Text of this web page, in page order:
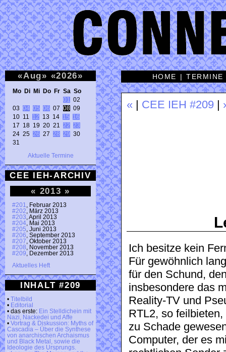
«Aug» «2026»
Mo Di Mi Do Fr Sa So
01
02
03 04 05 06 07 08 09
10 11 12 13 14 15
16
17 18 19 20 21 22
23
24 25 26 27 28 29 30
31
Aktuelle Termine
CEE IEH-ARCHIV
« 2013 »
#201
, Februar 2013
#202 , März 2013
#203 , April 2013
#204 , Mai 2013
#205 , Juni 2013
#206 , September 2013
#207 , Oktober 2013
#208 , November 2013
#209 , Dezember 2013
Aktuelles Heft
INHALT #209
• Titelbild
• Editorial
• das erste: Ein Stelldichein mit
Nazi, Nackedei und Affe
• Vortrag & Diskussion: Myths of
Cascadia – Über die Synthese
von anarchischen Archaismus
und Black Metal, sowie die
Ideologie des Ursprungs.
HOME |TERMINE
« CEE IEH #209
Ich besitze kein
Für gewöhnlich
für den Schund,
insbesondere das
Reality-TV und
RTL2, so
zu Schade
Computer, der es